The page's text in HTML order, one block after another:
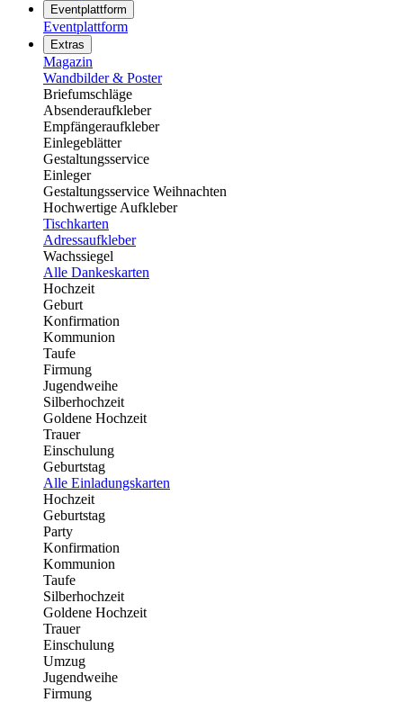
Eventplattform
Eventplattform
Extras
Magazin
Wandbilder & Poster
Briefumschläge
Absenderaufkleber
Empfängeraufkleber
Einlegeblätter
Gestaltungsservice
Einleger
Gestaltungsservice Weihnachten
Hochwertige Aufkleber
Tischkarten
Adressaufkleber
Wachssiegel
Alle Dankeskarten
Hochzeit
Geburt
Konfirmation
Kommunion
Taufe
Firmung
Jugendweihe
Silberhochzeit
Goldene Hochzeit
Trauer
Einschulung
Geburtstag
Alle Einladungskarten
Hochzeit
Geburtstag
Party
Konfirmation
Kommunion
Taufe
Silberhochzeit
Goldene Hochzeit
Trauer
Einschulung
Umzug
Jugendweihe
Firmung